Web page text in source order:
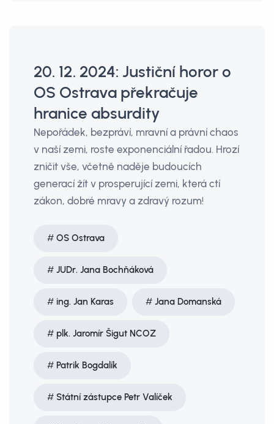
20. 12. 2024: Justiční horor o
OS Ostrava překračuje
hranice absurdity
Nepořádek, bezpráví, mravní a právní chaos
v naší zemi, roste exponenciální řadou. Hrozí
zničit vše, včetně naděje budoucích
generací žít v prosperující zemi, která ctí
zákon, dobré mravy a zdravý rozum!
OS Ostrava
JUDr. Jana Bochňáková
ing. Jan Karas Jana Domanská
plk. Jaromír Šigut NCOZ
Patrik Bogdalík
Státní zástupce Petr Valíček